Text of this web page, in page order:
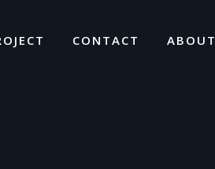
ABOUT
CONTACT